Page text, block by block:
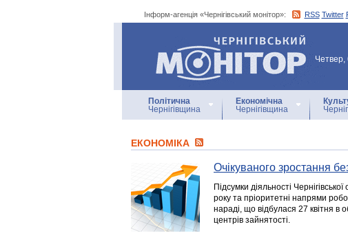
Інформ-агенція «Чернігівський монітор»: RSS Twitter
Інформ-агенція
«Чернігівський монітор»
Четвер,
Політична
Чернігівщина
Економічна
Чернігівщина
ЕКОНОМІКА
Очікуваного зростання
Підсумки діяльності
року та пріоритетні напрями
нараді, що відбулася 27 квітня в
центрів зайнятості.